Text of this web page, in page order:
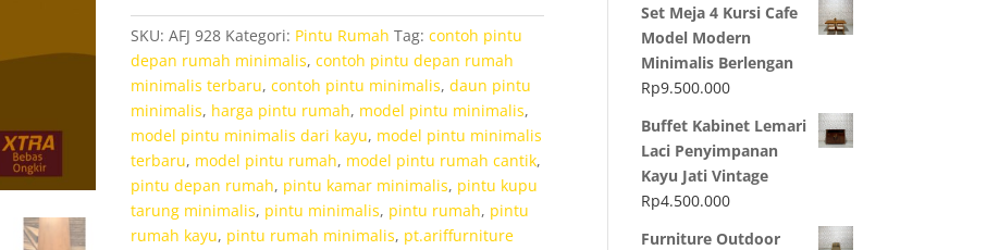
Minimalis
Modern
SKU:AFJ 928 Kategori: Pintu Rumah Tag:contoh pintu
depan rumah minimalis,contoh pintu depan rumah
minimalis terbaru,contoh pintu minimalis,daun pintu
minimalis, harga pintu rumah, model pintu minimalis,
model pintu minimalis dari kayu, model pintu minimalis
terbaru, model pintu rumah, model pintu rumah cantik,
pintu depan rumah, pintu kamar minimalis, pintu kupu
tarung minimalis, pintu minimalis, pintu rumah, pintu
rumah kayu, pintu rumah minimalis, pt.ariffurniture
Set Meja 4 Kursi Cafe
Model Modern
Minimalis Berlengan
Rp9.500.000
Buffet Kabinet Lemari
Laci Penyimpanan
Kayu Jati Vintage
Rp4.500.000
Furniture Outdoor